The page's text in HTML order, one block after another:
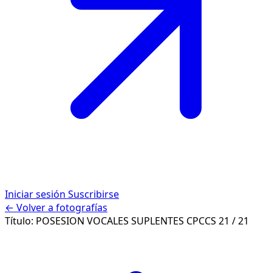
Iniciar sesión Suscribirse
← Volver a fotografías
Título: POSESION VOCALES SUPLENTES CPCCS 21 / 21